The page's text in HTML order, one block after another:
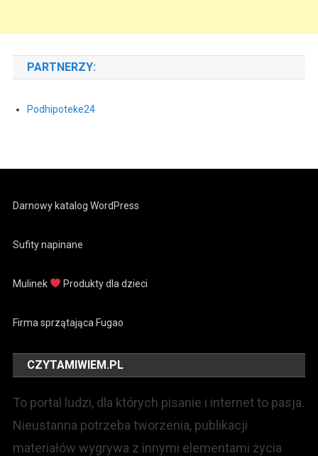
PARTNERZY:
Podhipoteke24
Darnowy katalog WordPress
Sufity napinane
Mulinek Produkty dla dzieci
Firma sprzątająca Fugao
CZYTAMIWIEM.PL
To portal ludzi, dla których pisanie i internet to pasja.
Nieustanna potrzeba tworzenia, publikacji
materiałów wygrywa z innymi elementami życia